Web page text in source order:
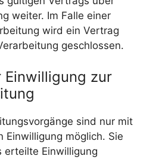
weiter. Im Falle einer
wird ein Vertrag
geschlossen.
zur
sind nur mit
Einwilligung möglich. Sie
erteilte Einwilligung